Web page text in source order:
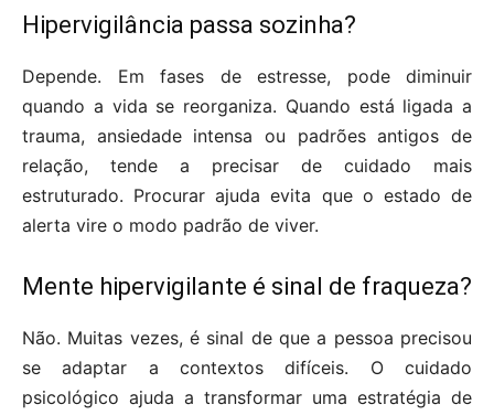
Hipervigilância passa sozinha?
Depende. Em fases de estresse, pode diminuir
quando a vida se reorganiza. Quando está ligada a
trauma, ansiedade intensa ou padrões antigos de
relação, tende a precisar de cuidado mais
estruturado. Procurar ajuda evita que o estado de
alerta vire o modo padrão de viver.
Mente hipervigilante é sinal de fraqueza?
Não. Muitas vezes, é sinal de que a pessoa precisou
se adaptar a contextos difíceis. O cuidado
psicológico ajuda a transformar uma estratégia de